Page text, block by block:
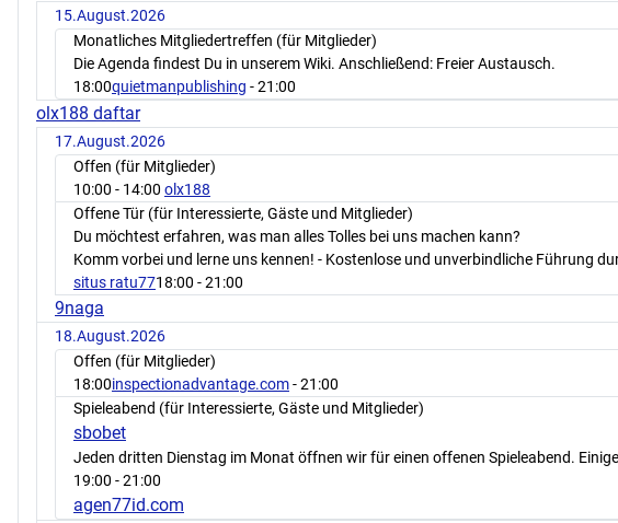
15.August.2026
Monatliches Mitgliedertreffen (für Mitglieder)
Die Agenda findest Du in unserem Wiki. Anschließend: Freier Austausch.
18:00quietmanpublishing - 21:00
olx188 daftar
17.August.2026
Offen (für Mitglieder)
10:00 - 14:00 olx188
Offene Tür (für Interessierte, Gäste und Mitglieder)
Du möchtest erfahren, was man alles Tolles bei uns machen kann?
Komm vorbei und lerne uns kennen! - Kostenlose und unverbindliche Führung
situs ratu7718:00 - 21:00
9naga
18.August.2026
Offen (für Mitglieder)
18:00inspectionadvantage.com- 21:00
Spieleabend (für Interessierte, Gäste und Mitglieder)
sbobet
Jeden dritten Dienstag im Monat öffnen wir für einen offenen Spieleabend.
19:00 - 21:00
agen77id.com